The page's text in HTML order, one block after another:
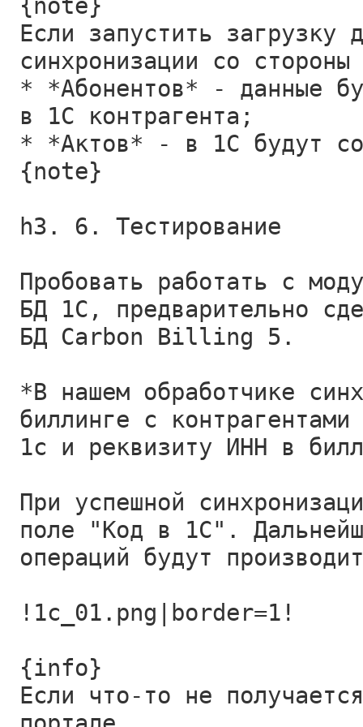
{note}
Если запустить загрузку
синхронизации со
* *Абонентов* - данные
в 1С контрагента;
* *Актов* - в 1С будут
{note}
h3. 6. Тестирование
Пробовать работать с
БД 1С, предварительно
БД Carbon Billing 5.
*В нашем обработчике
биллинге с
1с и реквизиту ИНН в
При успешной
поле "Код в 1С".
операций будут
!1c_01.png|border=1!
{info}
Если что-то не